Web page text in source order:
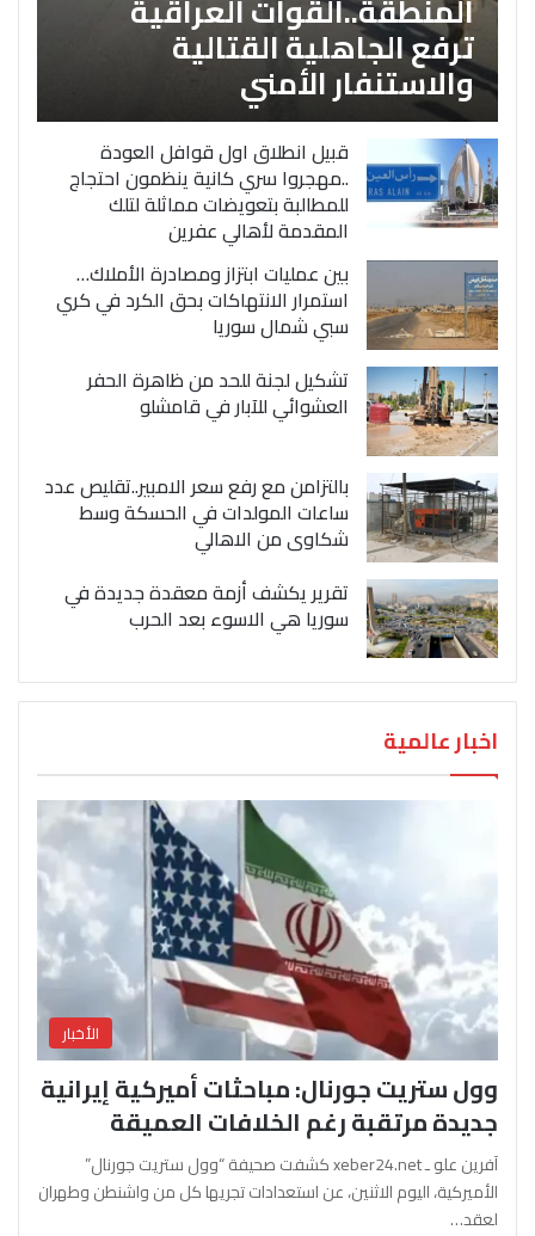
ترفع الجاهلية القتالية
والاستنفار الأمني
قبيل انطلاق اول قوافل العودة
..مهجروا سري كانية ينظمون احتجاج
للمطالبة بتعويضات مماثلة لتلك
المقدمة لأهالي عفرين
بين عمليات ابتزاز ومصادرة الأملاك…
استمرار الانتهاكات بحق الكرد في كري
سبي شمال سوريا
تشكيل لجنة للحد من ظاهرة الحفر
العشوائي للآبار في قامشلو
بالتزامن مع رفع سعر الامبير..تقليص عدد
ساعات المولدات في الحسكة وسط
شكاوى من الاهالي
تقرير يكشف أزمة معقدة جديدة في
سوريا هي الاسوء بعد الحرب
اخبار عالمية
الأخبار
وول ستريت جورنال: مباحثات أميركية إيرانية
جديدة مرتقبة رغم الخلافات العميقة
آفرين علو ـ xeber24.net كشفت صحيفة “وول ستريت جورنال”
الأميركية، اليوم الاثنين، عن استعدادات تجريها كل من واشنطن وطهران
لعقد…